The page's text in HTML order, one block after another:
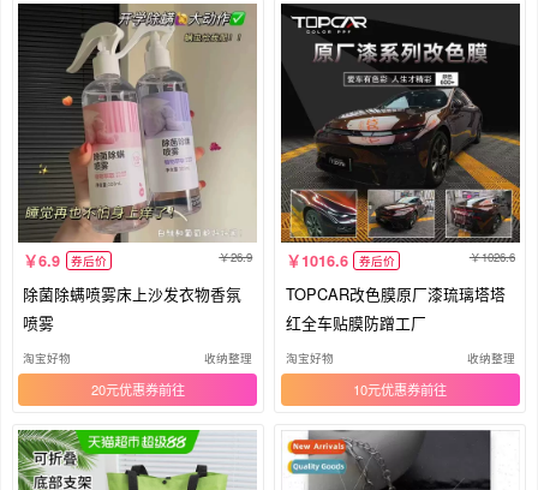
6.9 券后价 26.9
除菌除螨喷雾床上沙发衣物香氛
喷雾
淘宝好物 收纳整理
20元优惠券
1016.6 券后价 1026.6
TOPCAR改色膜原厂漆琉璃塔塔
红全车贴膜防蹭工厂
淘宝好物 收纳整理
10元优惠券